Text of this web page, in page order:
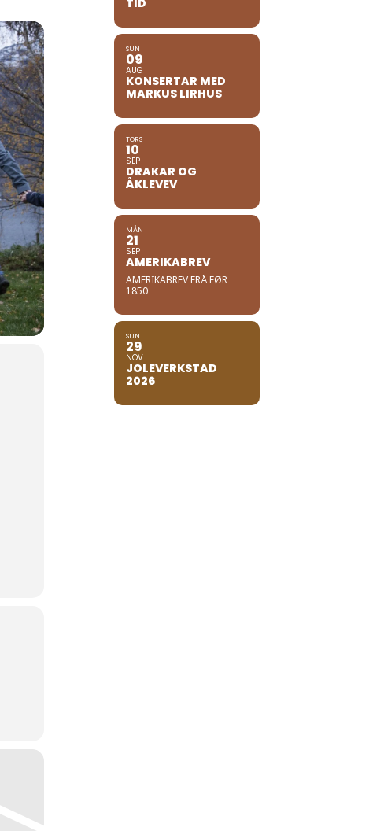
SUN
09
AUG
KONSERTAR MED
MARKUS LIRHUS
TORS
10
SEP
DRAKAR OG
ÅKLEVEV
MÅN
21
SEP
AMERIKABREV
AMERIKABREV FRÅ FØR
1850
SUN
29
NOV
JOLEVERKSTAD
2026